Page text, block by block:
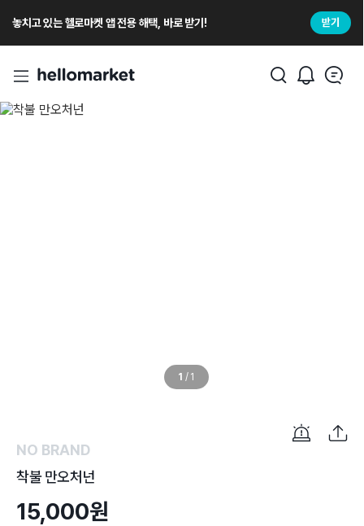
놓치고 있는 헬로마켓 앱 전용 해택, 바로 받기! 받기
1 / 1
NO BRAND
착불 만오처넌
15,000원